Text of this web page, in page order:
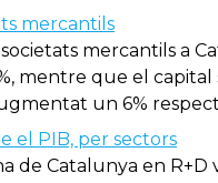
mercantils
societats mercantils
mentre que el capital
un 6%
el PIB, per sectors
de Catalunya en